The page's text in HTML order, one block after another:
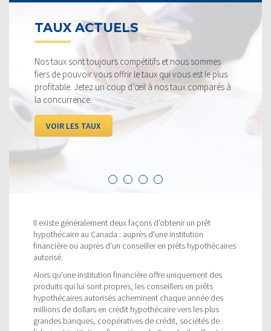
TAUX ACTUELS
Nos taux sont toujours compétitifs et nous sommes
fiers de pouvoir vous offrir le taux qui vous est le plus
profitable. Jetez un coup d’œil à nos taux comparés à
la concurrence.
VOIR LES TAUX
Il existe généralement deux façons d'obtenir un prêt
hypothécaire au Canada : auprès d'une institution
financière ou auprès d'un conseiller en prêts hypothécaires
autorisé.
Alors qu'une institution financière offre uniquement des
produits qui lui sont propres, les conseillers en prêts
hypothécaires autorisés acheminent chaque année des
millions de dollars en crédit hypothécaire vers les plus
grandes banques, coopératives de crédit, sociétés de